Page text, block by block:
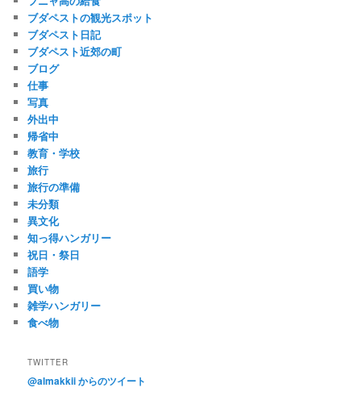
ブダペストの観光スポット
ブダペスト日記
ブダペスト近郊の町
ブログ
仕事
写真
外出中
帰省中
教育・学校
旅行
旅行の準備
未分類
異文化
知っ得ハンガリー
祝日・祭日
語学
買い物
雑学ハンガリー
食べ物
TWITTER
@almakkii からのツイート